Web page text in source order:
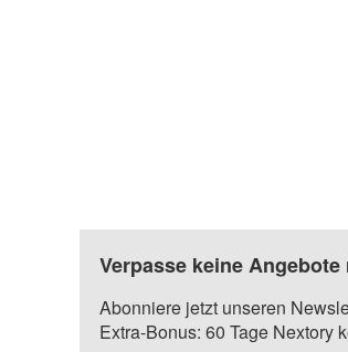
Verpasse keine Angebote
Abonniere jetzt unseren
Extra-Bonus: 60 Tage Nextory